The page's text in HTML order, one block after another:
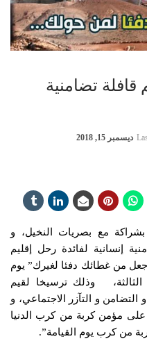
قافلة تضامنية
ديسمبر 15, 2018
مع بصريات النخيل، و
إنسانية لفائدة رحل إقليم
من غطائك دفئا لغيرك” يوم
في نسختها الثالثة، وذلك ترسيخا لقيم
التضامن و التآزر الاجتماعي، و
على مؤمن كربة من كرب الدنيا
من كرب يوم القيامة”.